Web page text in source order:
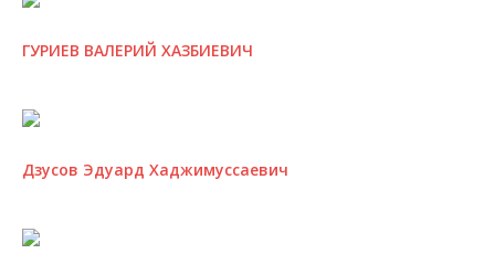
ГУРИЕВ ВАЛЕРИЙ ХАЗБИЕВИЧ
Дзусов Эдуард Хаджимуссаевич